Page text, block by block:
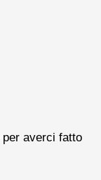
per averci fatto